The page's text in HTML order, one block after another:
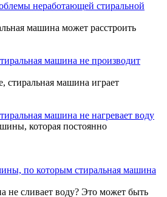
неработающей стиральной
машина может расстроить
машина не производит
стиральная машина играет
машина не нагревает воду
которая постоянно
по которым стиральная машина
не сливает воду? Это может быть